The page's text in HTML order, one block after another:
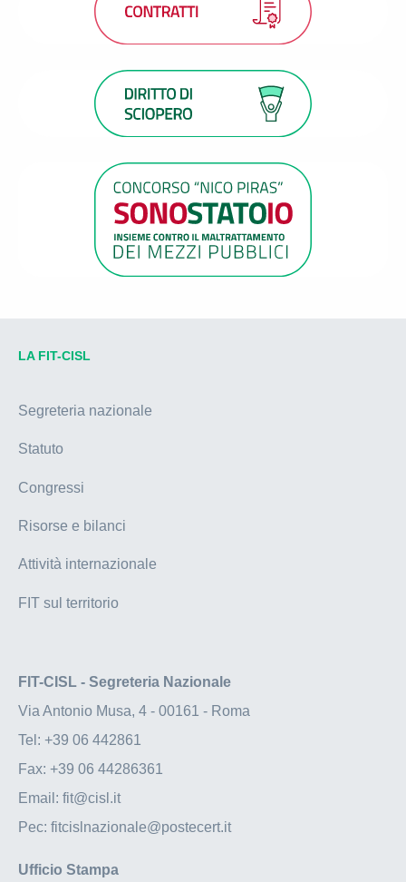
LA FIT-CISL
Segreteria nazionale
Statuto
Congressi
Risorse e bilanci
Attività internazionale
FIT sul territorio
FIT-CISL - Segreteria Nazionale
Via Antonio Musa, 4 - 00161 - Roma
Tel: +39 06 442861
Fax: +39 06 44286361
Email: fit@cisl.it
Pec: fitcislnazionale@postecert.it
Ufficio Stampa